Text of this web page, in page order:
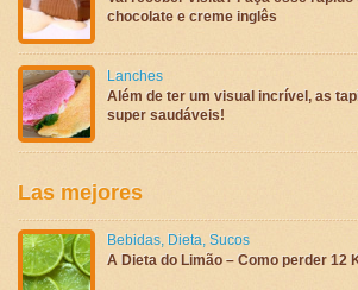
chocolate e creme inglês
Lanches
Além de ter um visual incrível, as
super saudáveis!
Las mejores
Bebidas, Dieta, Sucos
A Dieta do Limão – Como perder 12